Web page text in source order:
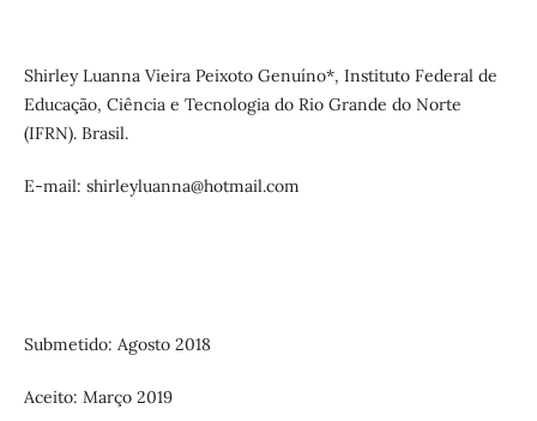
Shirley Luanna Vieira Peixoto Genuíno*, Instituto Federal de
Educação, Ciência e Tecnologia do Rio Grande do Norte
(IFRN). Brasil.
E-mail: shirleyluanna@hotmail.com
Submetido: Agosto 2018
Aceito: Março 2019